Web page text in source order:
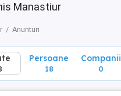
Manastiur
Anunturi
Persoane
18
Companii
0